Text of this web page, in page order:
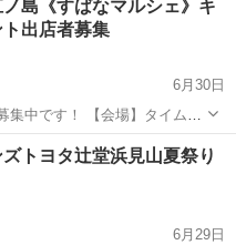
ノ島《すばなマルシェ》キ
出店者募集
6月30日
会場】タイムズ
times-info.net/P14-
地域/お祭り キッチンカー
ズトヨタ辻堂浜見山夏祭り
6月29日